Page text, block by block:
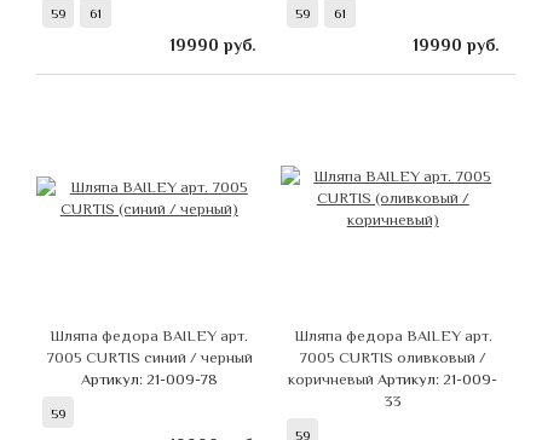
59 61
19990 руб.
59 61
19990 руб.
Шляпа федора BAILEY арт.
7005 CURTIS синий / черный
Артикул: 21-009-78
59
Шляпа федора BAILEY арт.
7005 CURTIS оливковый /
коричневыйАртикул: 21-009-
33
59